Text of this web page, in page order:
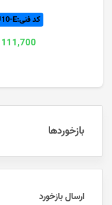
کد فنی:RT/SU10-E
111,700
بازخوردها
ارسال بازخورد